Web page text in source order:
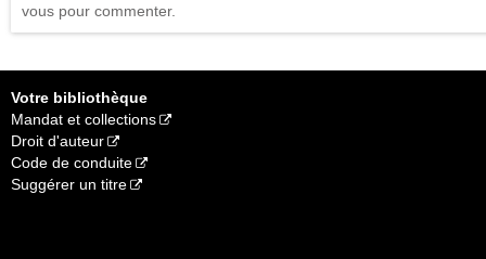
vous pour commenter.
Votre bibliothèque
Mandat et collections
Droit d'auteur
Code de conduite
Suggérer un titre